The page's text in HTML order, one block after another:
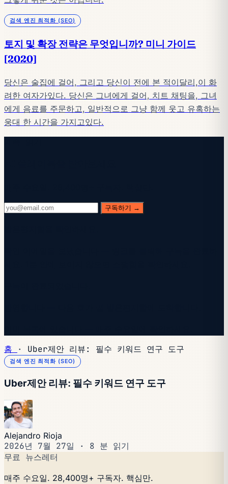
검색 엔진 최적화 (SEO)
토지 및 확장 전략은 무엇입니까? 미니 가이드
[2020]
당신은 술집에 걸어, 그리고 당신이 전에 본 적이달리,이 화
려한 여자가있다. 당신은 그녀에게 걸어, 치트 채팅을, 그녀
에게 음료를 주문하고, 일반적으로 그냥 함께 웃고 유혹하는
웅대 한 시간을 가지고있다.
구독하기 →
홈 · Uber제안 리뷰: 필수 키워드 연구 도구
검색 엔진 최적화 (SEO)
Uber제안 리뷰: 필수 키워드 연구 도구
Alejandro Rioja
2026년 7월 27일 ·
8 분 읽기
무료 뉴스레터
매주 수요일. 28,400명+ 구독자. 핵심만.